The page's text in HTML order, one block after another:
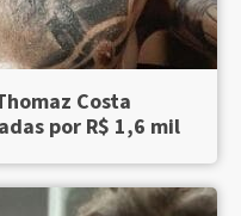
Costa
por R$ 1,6 mil